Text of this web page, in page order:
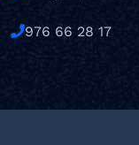
976 66 28 17